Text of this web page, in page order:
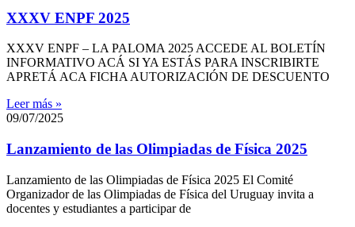
XXXV ENPF 2025
XXXV ENPF – LA PALOMA 2025 ACCEDE AL BOLETÍN
INFORMATIVO ACÁ SI YA ESTÁS PARA INSCRIBIRTE
APRETÁ ACA FICHA AUTORIZACIÓN DE DESCUENTO
Leer más »
09/07/2025
Lanzamiento de las Olimpiadas de Física 2025
Lanzamiento de las Olimpiadas de Física 2025 El Comité
Organizador de las Olimpiadas de Física del Uruguay invita a
docentes y estudiantes a participar de